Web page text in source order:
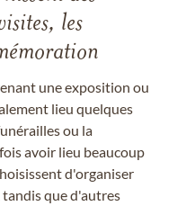
les
une exposition ou
lieu quelques
ou la
avoir lieu beaucoup
d'organiser
que d'autres